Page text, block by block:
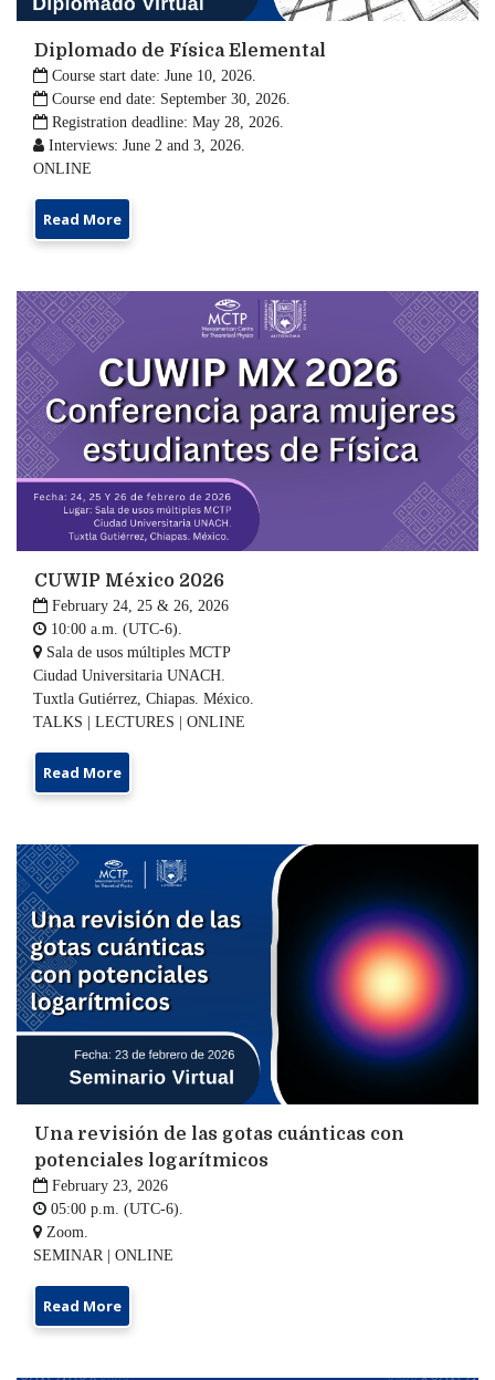
Diplomado de Física Elemental
 Course start date: June 10, 2026.
 Course end date: September 30, 2026.
 Registration deadline: May 28, 2026.
 Interviews: June 2 and 3, 2026.
ONLINE
Read More
CUWIP México 2026
 February 24, 25 & 26, 2026
 10:00 a.m. (UTC-6).
 Sala de usos múltiples MCTP
Ciudad Universitaria UNACH.
Tuxtla Gutiérrez, Chiapas. México.
TALKS | LECTURES | ONLINE
Read More
Una revisión de las gotas cuánticas con
potenciales logarítmicos
 February 23, 2026
 05:00 p.m. (UTC-6).
 Zoom.
SEMINAR | ONLINE
Read More